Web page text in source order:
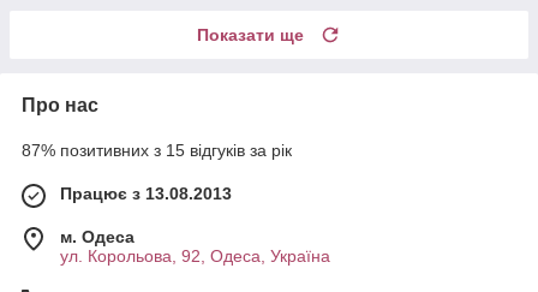
Показати ще
Про нас
87% позитивних з 15 відгуків за рік
Працює з 13.08.2013
м. Одеса
ул. Корольова, 92, Одеса, Україна